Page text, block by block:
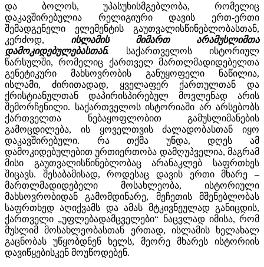
და ბოლოს, უპასუხისმგებლობა, რომელიც
დაკავშირებულია რელიგიური დავის ერთ-ერთი
შემადგენელი ელემენტის გაუთვალისწინებლობასთან,
კერძოდ, ისლამის მიმართ არამუსლიმთა
დამოკიდებულებასთან.
საქართველოს ისტორიულ
წარსულში, რომელიც ქართველ მართლმადიდებელთა
გენეტიკური მახსოვრობის განუყოფელი ნაწილია,
ისლამი, ძირითადად, ყველაფერ ქართულთან და
ქრისტიანულთან დაპირისპირებულ მოვლენად არის
შემორჩენილი. საქართველოს ისტორიაში არ არსებობს
ქართველთა ნებაყოფლობით გამუსლიმანების
გამოცდილება, ის ყოველთვის ძალადობასთან იყო
დაკავშირებული. რა თქმა უნდა, დღეს ამ
დამოკიდებულებით ურთიერთობა დამღუპველია, მაგრამ
მისი გაუთვალისწინებლობაც არანაკლებ საფრთხეს
შიცავს. შესაბამისად, როდესაც დავის ერთი მხარე –
მართლმადიდებელი მოსახლეობა, ისტორიული
მახსოვრობიდან გამომდინარე, მეჩეთის მშენებლობას
საფრთხედ აღიქვამს და ამას მტკივნეულად განიცდის,
ქართველი „უფლებადამცველები“ ნაცვლად იმისა, რომ
მუსლიმ მოსახლეობასთან ერთად, ისლამის ხელახალ
გაცნობას უწყობდნენ ხელს, მეორე მხარეს ისტორიის
დავიწყებისკენ მოუწოდებენ.